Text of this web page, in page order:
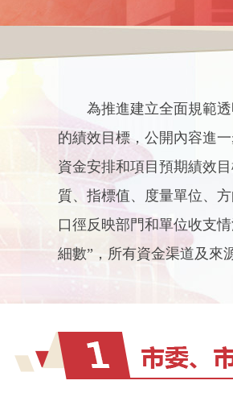
為推進建立全面規範
的績效目標，公開內容進
資金安排和項目預期績效
質、指標值、度量單位、
口徑反映部門和單位收支
細數”，所有資金渠道及來